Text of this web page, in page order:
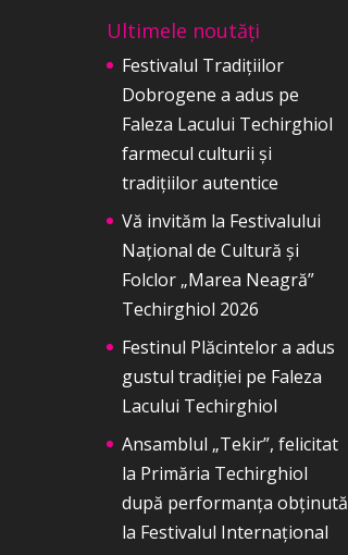
Ultimele noutăți
Festivalul Tradițiilor
Dobrogene a adus pe
Faleza Lacului Techirghiol
farmecul culturii și
tradițiilor autentice
Vă invităm la Festivalului
Național de Cultură și
Folclor „Marea Neagră”
Techirghiol 2026
Festinul Plăcintelor a adus
gustul tradiției pe Faleza
Lacului Techirghiol
Ansamblul „Tekir”, felicitat
la Primăria Techirghiol
după performanța obținută
la Festivalul Internațional